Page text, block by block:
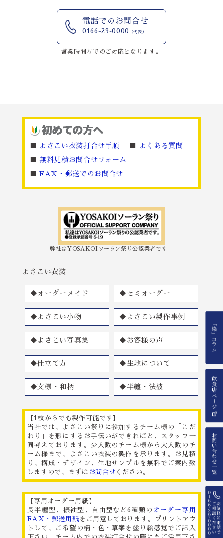
電話でのお問合せ
0166-29-0000 （代表）
営業時間内でのご対応となります。
■ よさこい衣装打合せ手順 ■
よくある質問
■無料見積お問合せフォーム
■FAX・郵送でのお問合せ
弊社はYOSAKOIソーラン祭り公認業者です。
よさこい衣装
◆オーダーメイド ◆セミオーダー
◆よさこい小物 ◆よさこい製作事例
◆よさこい写真集 ◆お客様の声
◆仕立て方 ◆生地について
◆文様・和柄 ◆半纏・法被
【1枚からでも製作可能です】
当社では、よさこい祭りに参加するチーム様の「こだ
わり」を形にするお手伝いができればと、スタッフ一
同考えております。少人数のチーム様から大人数のチ
ーム様まで、よさこい衣装の製作を承ります。お見積
り、構成・デザイン、生地サンプルを無料でご案内致
しますので、まずは お問合せ ください。
【専用オーダー用紙】
長半纏型、振袖型、自由型など6種類の オーダー専用
FAX・郵送用紙 をご用意しております。プリントアウ
トして、ご希望の柄・色・草案を塗り絵感覚でご記入
下さい。チーム内での衣装打合せの際にもご活用下さ